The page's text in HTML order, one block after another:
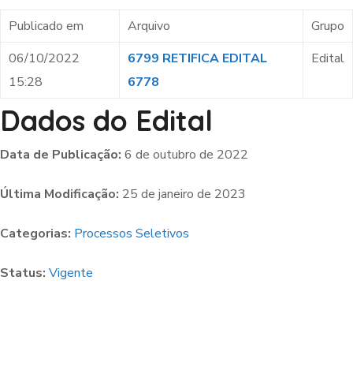
Publicado em Arquivo
Grupo
06/10/2022
15:28
6799 RETIFICA EDITAL
6778
Edital
Dados do Edital
Data de Publicação: 6 de outubro de 2022
Última Modificação: 25 de janeiro de 2023
Categorias: Processos Seletivos
Status: Vigente